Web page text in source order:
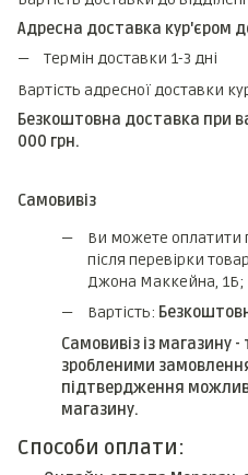
Адресна доставка кур'єром
Термін доставки 1-3 дні
Вартість адресної доставки
Безкоштовна доставка при
000 грн.
Самовивіз
Ви можете оплатити
після перевірки
Джона Маккейна, 1Б;
Вартість:
Самовивіз із магазину -
зробленими
підтвердження
магазину.
Способи оплати: